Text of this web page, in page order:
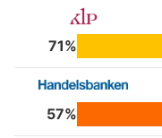
71%
57%